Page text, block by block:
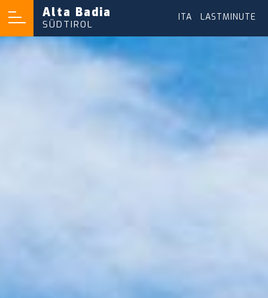
Alta Badia
SÜDTIROL
ITA LASTMINUTE